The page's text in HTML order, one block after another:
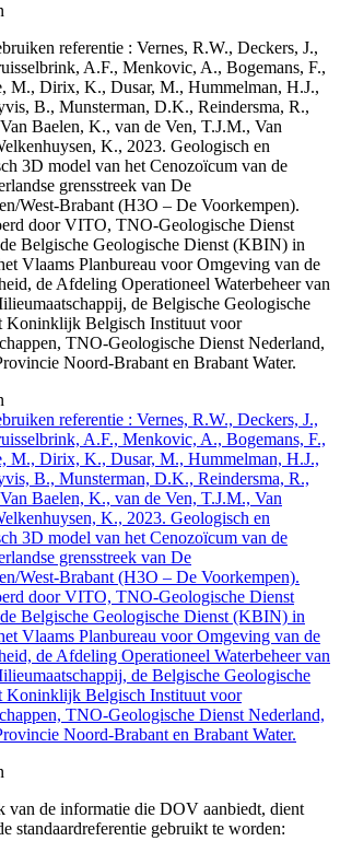
referentie : Vernes, R.W., Deckers, J.,
A.F., Menkovic, A., Bogemans, F.,
M., Dirix, K., Dusar, M., Hummelman, H.J.,
B., Munsterman, D.K., Reindersma, R.,
Baelen, K., van de Ven, T.J.M., Van
K., 2023. Geologisch en
3D model van het Cenozoïcum van de
grensstreek van De
West-Brabant (H3O – De Voorkempen).
door VITO, TNO-Geologische Dienst
Belgische Geologische Dienst (KBIN) in
Vlaams Planbureau voor Omgeving van de
de Afdeling Operationeel Waterbeheer van
de Belgische Geologische
Koninklijk Belgisch Instituut voor
TNO-Geologische Dienst Nederland,
Noord-Brabant en Brabant Water.
referentie : Vernes, R.W., Deckers, J.,
A.F., Menkovic, A., Bogemans, F.,
M., Dirix, K., Dusar, M., Hummelman, H.J.,
B., Munsterman, D.K., Reindersma, R.,
Baelen, K., van de Ven, T.J.M., Van
K., 2023. Geologisch en
3D model van het Cenozoïcum van de
grensstreek van De
West-Brabant (H3O – De Voorkempen).
door VITO, TNO-Geologische Dienst
Belgische Geologische Dienst (KBIN) in
Vlaams Planbureau voor Omgeving van de
de Afdeling Operationeel Waterbeheer van
de Belgische Geologische
Koninklijk Belgisch Instituut voor
TNO-Geologische Dienst Nederland,
Noord-Brabant en Brabant Water.
van de informatie die DOV aanbiedt, dient
standaardreferentie gebruikt te worden: